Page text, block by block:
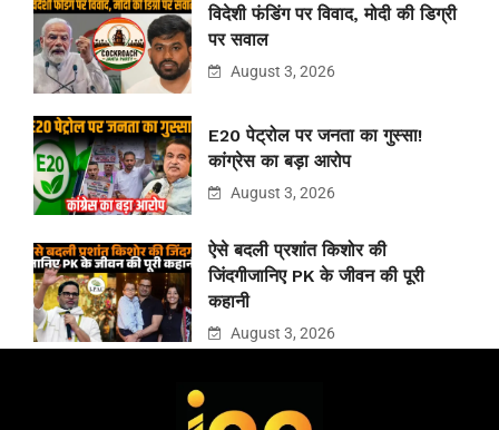
विदेशी फंडिंग पर विवाद, मोदी की डिग्री
पर सवाल
August 3, 2026
E20 पेट्रोल पर जनता का गुस्सा!
कांग्रेस का बड़ा आरोप
August 3, 2026
ऐसे बदली प्रशांत किशोर की
जिंदगीजानिए PK के जीवन की पूरी
कहानी
August 3, 2026